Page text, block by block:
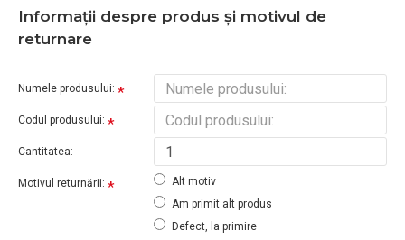
Informaţii despre produs și motivul de
returnare
Numele produsului:
Codul produsului:
Cantitatea:
Motivul returnării:
Alt motiv
Am primit alt produs
Defect, la primire